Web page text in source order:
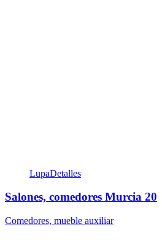
LupaDetalles
Salones, comedores Murcia 20
Comedores, mueble auxiliar